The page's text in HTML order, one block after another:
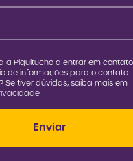
a Piquitucho a entrar em
de informações para o contato
Se tiver dúvidas, saiba mais em